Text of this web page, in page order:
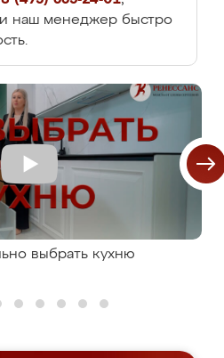
наш менеджер быстро
выбрать кухню